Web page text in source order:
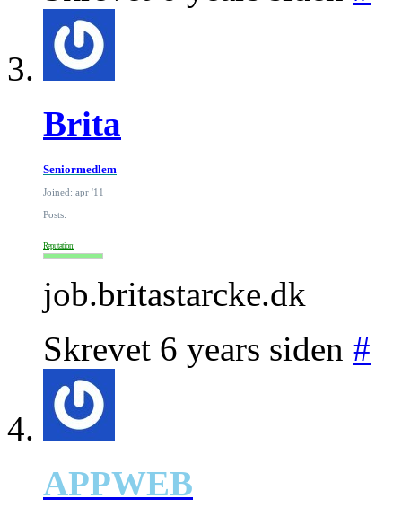
Brita
Seniormedlem
Joined: apr '11
Posts:
Reputation:
job.britastarcke.dk
Skrevet 6 years siden #
APPWEB